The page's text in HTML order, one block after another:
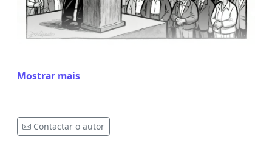
Ao Congresso Nacional
Ao Ministro da Previdência e Assistência Social
Mostrar mais
Contactar o autor